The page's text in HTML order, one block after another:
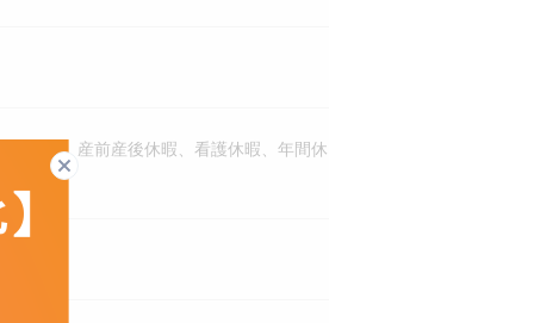
念日、産前産後休暇、看護休暇、年間休